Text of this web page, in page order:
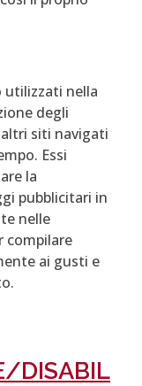
utilizzati nella
degli
siti navigati
Essi
la
pubblicitari in
nelle
compilare
ai gusti e
DISABIL